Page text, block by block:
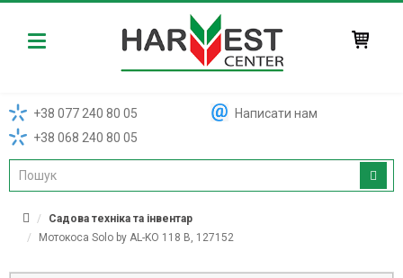
Harvest
+38 077 240 80 05
+38 068 240 80 05
Написати нам
Садова техніка та інвентар
Мотокоса Solo by AL-KO 118 В, 127152